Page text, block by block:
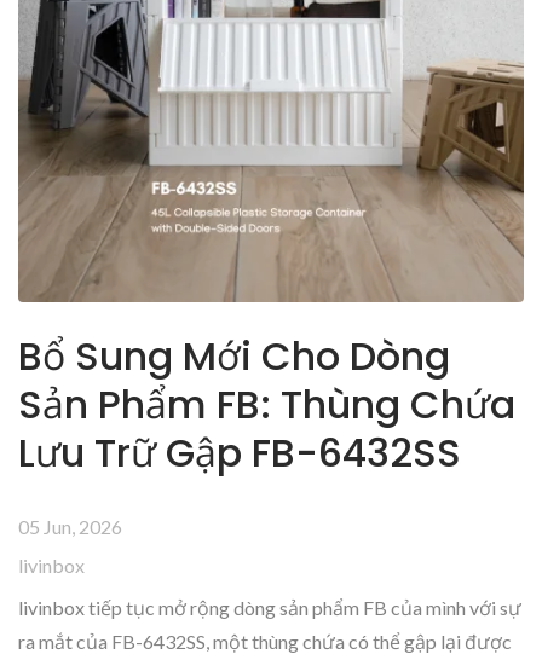
Bổ Sung Mới Cho Dòng
Sản Phẩm FB: Thùng Chứa
Lưu Trữ Gập FB-6432SS
05 Jun, 2026
livinbox
livinbox tiếp tục mở rộng dòng sản phẩm FB của mình với sự
ra mắt của FB-6432SS, một thùng chứa có thể gập lại được